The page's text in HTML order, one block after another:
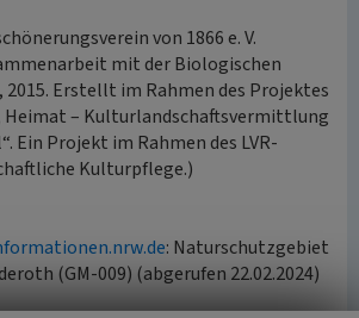
von 1866 e. V.
mit der Biologischen
Erstellt im Rahmen des Projektes
Heimat – Kulturlandschaftsvermittlung
Ein Projekt im Rahmen des LVR-
Kulturpflege.)
: Naturschutzgebiet
(GM-009) (abgerufen 22.02.2024)